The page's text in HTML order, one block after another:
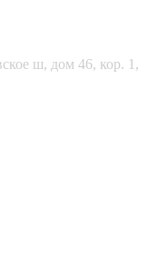
ш, дом 46, кор. 1,